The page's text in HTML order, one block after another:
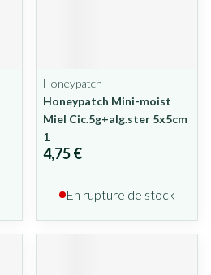
Honeypatch
Honeypatch Mini-moist
Miel Cic.5g+alg.ster 5x5cm
1
4,75 €
En rupture de stock